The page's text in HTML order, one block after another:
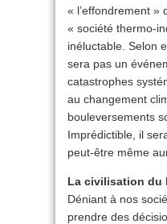
« l’effondrement »
« société thermo-
inéluctable. Selon
sera pas un
catastrophes
au changement
bouleversements
Imprédictible, il
peut-être même
La civilisation du
Déniant à nos
prendre des